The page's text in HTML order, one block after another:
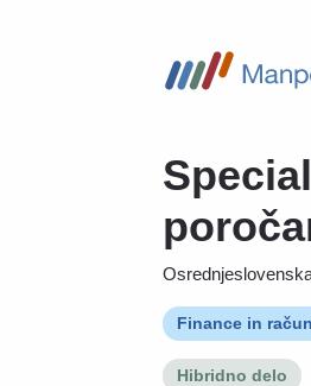
Finance in
Hibridno delo